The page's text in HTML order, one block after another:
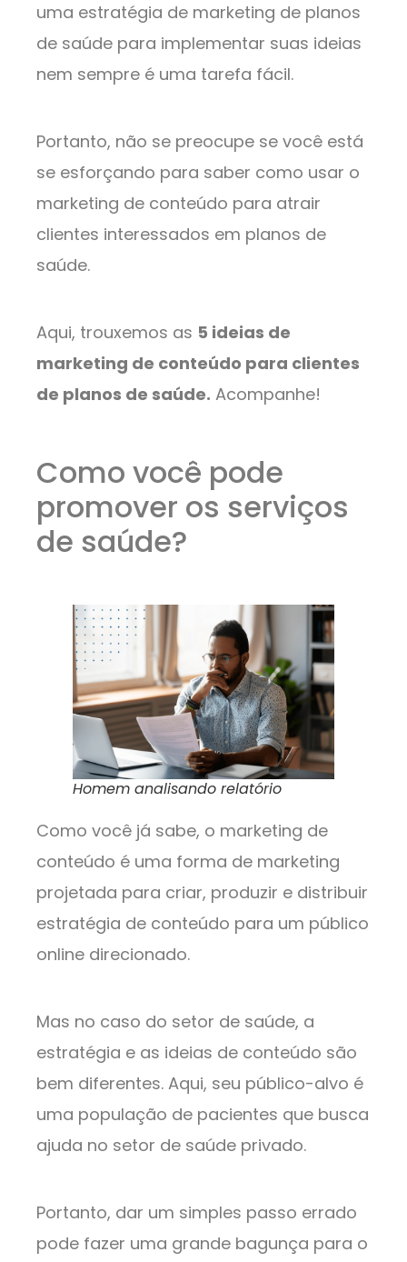
uma estratégia de marketing de planos
de saúde para implementar suas ideias
nem sempre é uma tarefa fácil.
Portanto, não se preocupe se você está
se esforçando para saber como usar o
marketing de conteúdo para atrair
clientes interessados em planos de
saúde.
Aqui, trouxemos as 5 ideias de
marketing de conteúdo para clientes
de planos de saúde. Acompanhe!
Como você pode
promover os serviços
de saúde?
Homem analisando relatório
Como você já sabe, o marketing de
conteúdo é uma forma de marketing
projetada para criar, produzir e distribuir
estratégia de conteúdo para um público
online direcionado.
Mas no caso do setor de saúde, a
estratégia e as ideias de conteúdo são
bem diferentes. Aqui, seu público-alvo é
uma população de pacientes que busca
ajuda no setor de saúde privado.
Portanto, dar um simples passo errado
pode fazer uma grande bagunça para o